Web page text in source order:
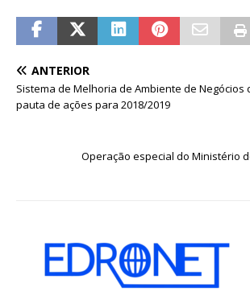
ANTERIOR
Sistema de Melhoria de Ambiente de Negócios
pauta de ações para 2018/2019
Operação especial do Ministério